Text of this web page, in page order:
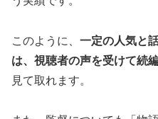
このように、 一定の人気と
は、視聴者の声を受けて続
見て取れます。